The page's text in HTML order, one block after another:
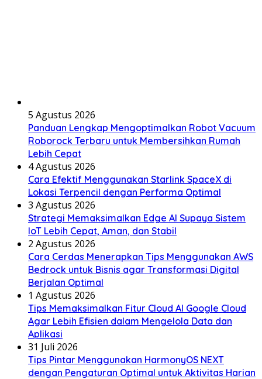
5 Agustus 2026
Panduan Lengkap Mengoptimalkan Robot Vacuum
Roborock Terbaru untuk Membersihkan Rumah
Lebih Cepat
4 Agustus 2026
Cara Efektif Menggunakan Starlink SpaceX di
Lokasi Terpencil dengan Performa Optimal
3 Agustus 2026
Strategi Memaksimalkan Edge AI Supaya Sistem
IoT Lebih Cepat, Aman, dan Stabil
2 Agustus 2026
Cara Cerdas Menerapkan Tips Menggunakan AWS
Bedrock untuk Bisnis agar Transformasi Digital
Berjalan Optimal
1 Agustus 2026
Tips Memaksimalkan Fitur Cloud AI Google Cloud
Agar Lebih Efisien dalam Mengelola Data dan
Aplikasi
31 Juli 2026
Tips Pintar Menggunakan HarmonyOS NEXT
dengan Pengaturan Optimal untuk Aktivitas Harian